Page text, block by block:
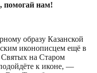
помогай нам!
образу Казанской
иконописцем ещё в
на Старом
к иконе, —